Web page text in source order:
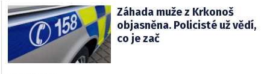
Záhada muže z Krkonoš
objasněna. Policisté už vědí,
co je zač